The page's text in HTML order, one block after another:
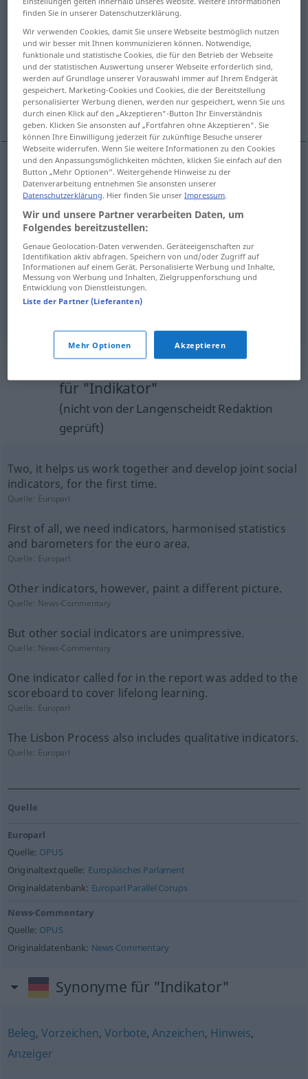
Übersicht aller Übersetzungen
(Für mehr Details die Übersetzung anklicken/antippen)
detector, indicator indicator
tracer
detector Indikator TECH
indicator Indikator TECH
indicator Indikator CHEM
für "Indikator"
(nicht von der Langenscheidt Redaktion
geprüft)
Two, it helps us work together and develop joint social
indicators, for the first time.
Quelle: Europarl
First of all, we need indicators, harmonised statistics
and barometers for the euro area.
Quelle: Europarl
Other indicators, however, paint a different picture.
Quelle: News-Commentary
But other social indicators are unimpressive.
Quelle: News-Commentary
One indicator called for in the report was added to the
scoreboard to cover lifelong learning.
Quelle: Europarl
The Lisbon Process also includes qualitative indicators.
Quelle: Europarl
Quelle
Europarl
Quelle: OPUS
Originaltextquelle: Europäisches Parlament
Originaldatenbank: Europarl Parallel Corups
News-Commentary
Quelle: OPUS
Originaldatenbank: News Commentary
Synonyme für "Indikator"
Beleg,Vorzeichen,Vorbote,Anzeichen, Hinweis,
Anzeiger
finden Sie in unserer Datenschutzerklärung.
Wir verwenden Cookies, damit Sie unsere Webseite bestmöglich nutzen
und wir besser mit Ihnen kommunizieren können. Notwendige,
funktionale und statistische Cookies, die für den Betrieb der Webseite
und der statistischen Auswertung unserer Webseite erforderlich sind,
werden auf Grundlage unserer Vorauswahl immer auf Ihrem Endgerät
gespeichert. Marketing-Cookies und Cookies, die der Bereitstellung
personalisierter Werbung dienen, werden nur gespeichert, wenn Sie uns
durch einen Klick auf den „Akzeptieren“-Button Ihr Einverständnis
geben. Klicken Sie ansonsten auf „Fortfahren ohne Akzeptieren“. Sie
können Ihre Einwilligung jederzeit für zukünftige Besuche unserer
Webseite widerrufen. Wenn Sie weitere Informationen zu den Cookies
und den Anpassungsmöglichkeiten möchten, klicken Sie einfach auf den
Button „Mehr Optionen“. Weitergehende Hinweise zu der
Datenverarbeitung entnehmen Sie ansonsten unserer
Datenschutzerklärung. Hier finden Sie unserImpressum.
Wir und unsere Partner verarbeiten Daten, um
Folgendes bereitzustellen:
Genaue Geolocation-Daten verwenden. Geräteeigenschaften zur
Identifikation aktiv abfragen. Speichern von und/oder Zugriff auf
Informationen auf einem Gerät. Personalisierte Werbung und Inhalte,
Messung von Werbung und Inhalten, Zielgruppenforschung und
Entwicklung von Dienstleistungen.
Liste der Partner (Lieferanten)
Mehr Optionen Akzeptieren